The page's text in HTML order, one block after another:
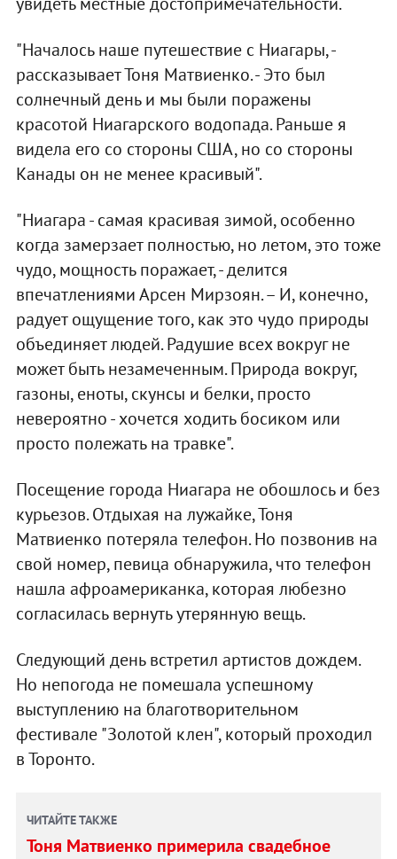
"Началось наше путешествие с Ниагары, -
рассказывает Тоня Матвиенко. - Это был
солнечный день и мы были поражены
красотой Ниагарского водопада. Раньше я
видела его со стороны США, но со стороны
Канады он не менее красивый".
"Ниагара - самая красивая зимой, особенно
когда замерзает полностью, но летом, это тоже
чудо, мощность поражает, - делится
впечатлениями Арсен Мирзоян. – И, конечно,
радует ощущение того, как это чудо природы
объединяет людей. Радушие всех вокруг не
может быть незамеченным. Природа вокруг,
газоны, еноты, скунсы и белки, просто
невероятно - хочется ходить босиком или
просто полежать на травке".
Посещение города Ниагара не обошлось и без
курьезов. Отдыхая на лужайке, Тоня
Матвиенко потеряла телефон. Но позвонив на
свой номер, певица обнаружила, что телефон
нашла афроамериканка, которая любезно
согласилась вернуть утерянную вещь.
Следующий день встретил артистов дождем.
Но непогода не помешала успешному
выступлению на благотворительном
фестивале "Золотой клен", который проходил
в Торонто.
ЧИТАЙТЕ ТАКЖЕ
Тоня Матвиенко примерила свадебное